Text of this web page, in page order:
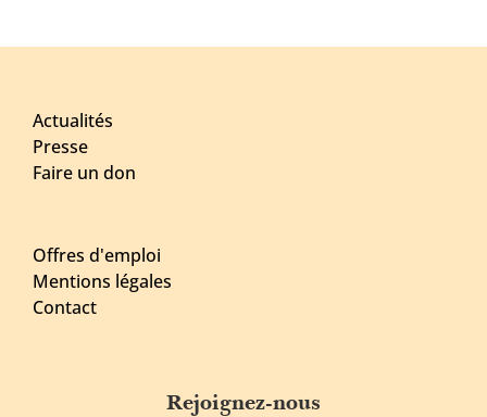
Actualités
Presse
Faire un don
Offres d'emploi
Mentions légales
Contact
Rejoignez-nous